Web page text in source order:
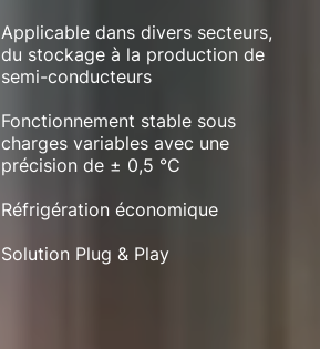
Applicable dans divers secteurs,
du stockage à la production de
semi-conducteurs
Fonctionnement stable sous
charges variables avec une
précision de ± 0,5 °C
Réfrigération économique
Solution Plug & Play